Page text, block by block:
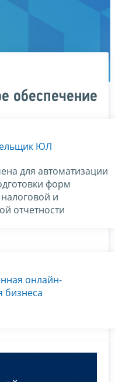
обеспечение
ЮЛ
для автоматизации
форм
и
отчетности
онлайн-
бизнеса